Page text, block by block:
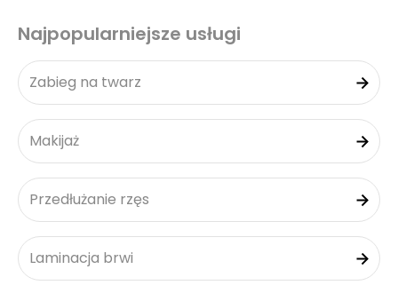
Najpopularniejsze usługi
Zabieg na twarz
Makijaż
Przedłużanie rzęs
Laminacja brwi